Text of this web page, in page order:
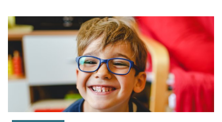
izziv – še posebej, če otrok težko prenaša dolgo vožnjo.
V nadaljevanju preverite koristne nasvete, kako kar
najbolje pripraviti najmlajše na daljšo pot z avtomobilom.